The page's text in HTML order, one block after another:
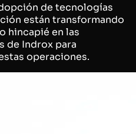
de tecnologías
están transformando
hincapié en las
de Indrox para
operaciones.